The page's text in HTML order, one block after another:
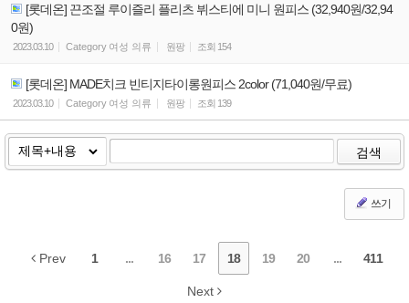
[롯데온] 끈조절 루이즐리 플리츠 뷔스티에 미니 원피스 (32,940원/32,94
0원)
2023.03.10 Category 여성 의류 원팡 조회 154
[롯데온] MADE치크 빈티지타이롱원피스 2color (71,040원/무료)
2023.03.10 Category 여성 의류 원팡 조회 139
검색
쓰기
Prev 1 ... 16 17 18 19 20 ... 411
Next